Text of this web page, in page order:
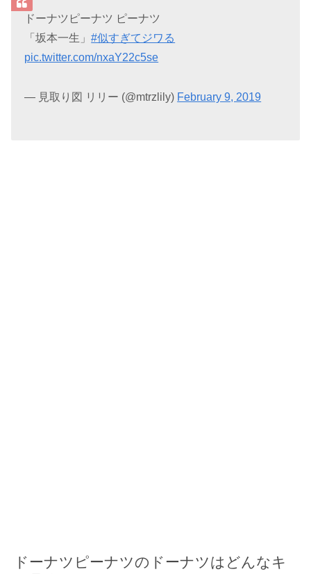
ドーナツピーナツ ピーナツ
「坂本一生」#似すぎてジワる
pic.twitter.com/nxaY22c5se
— 見取り図 リリー (@mtrzlily) February 9, 2019
ドーナツピーナツのドーナツはどんなキ